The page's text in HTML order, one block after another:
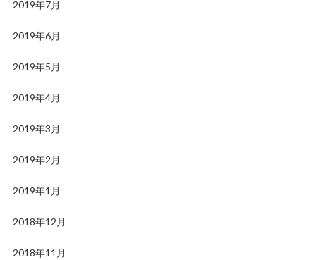
2019年7月
2019年6月
2019年5月
2019年4月
2019年3月
2019年2月
2019年1月
2018年12月
2018年11月